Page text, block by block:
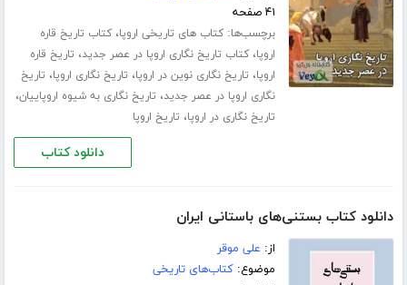
۴۱ صفحه
برچسب‌ها:کتاب های تاریخی اروپا،کتاب تاریخ قاره
اروپا،کتاب تاریخ نگاری اروپا در عصر جدید، تاریخ قاره
اروپا، تاریخ نگاری نوین در اروپا، تاریخ نگاری اروپا، تاریخ
نگاری اروپا در عصر جدید، تاریخ نگاری به شیوه اروپاییان،
تاریخ نگاری در اروپا، تاریخ اروپا
دانلود کتاب
دانلود کتاب بستنی‌های باستانی ایران
از: علی موقر
موضوع:کتاب‌های تاریخی